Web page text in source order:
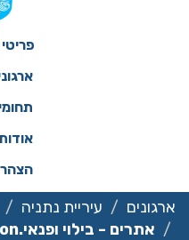
ארגונים עיריית נתניה
אתרים - בילוי ופנאי.geojson